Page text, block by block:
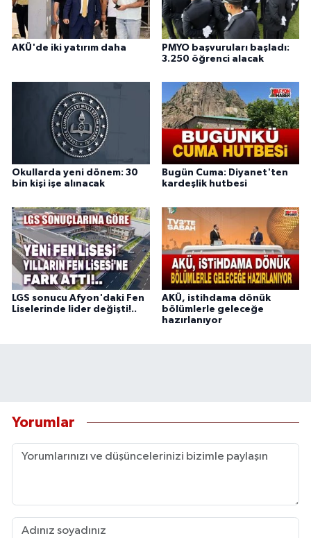
AKÜ'de iki yatırım daha
PMYO başvuruları başladı:
3.250 öğrenci alacak
Okullarda yeni dönem: 30
bin kişi işe alınacak
Bugün Cuma: Diyanet'ten
kardeşlik hutbesi
LGS sonucu Afyon'daki Fen
Liselerinde lider değişti!..
AKÜ, istihdama dönük
bölümlerle geleceğe
hazırlanıyor
Yorumlar